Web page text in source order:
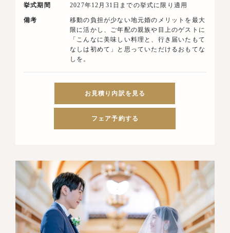
挙式期間 2027年12月31日までの挙式に限り適用
備考
移動の負担が少ない地元婚のメリットを最大
限に活かし、ご年配の親族や目上のゲストに
「こんなに美味しい料理と、行き届いたもて
なしは初めて」と思っていただけるおもてな
しを。
お見積り内訳を見る
フェア予約する